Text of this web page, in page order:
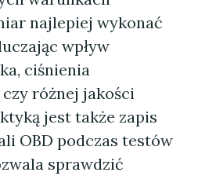
najlepiej wykonać
wpływ
ciśnienia
różnej jakości
jest także zapis
OBD podczas testów
sprawdzić